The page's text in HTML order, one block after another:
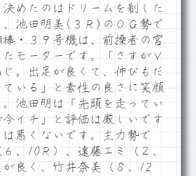
めたのはドリームを制した
池田明美(３Ｒ)のＯＧ勢で
・３９号機は、前操者の宮
モーターです。「さすがＶ
。出足が良くて、伸びもだ
いる」と素性の良さに笑顔
池田明は「先頭を走ってい
今イチ」と評価は厳しいです
悪くないです。主力勢で
、10Ｒ）、遠藤エミ（２、
が良く、竹井奈美（８、12